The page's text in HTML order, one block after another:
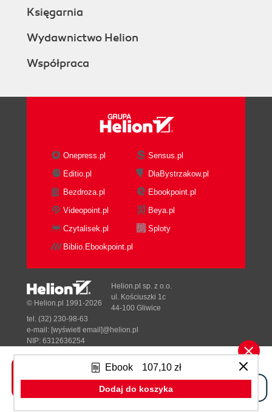
Ebook 107,10 zł
Dodaj do koszyka
Księgarnia
Wydawnictwo Helion
Współpraca
Onepress.pl
Sensus.pl
Editio.pl
DlaBystrzakow.pl
Bezdroza.pl
Ebookpoint.pl
Videopoint.pl
Beya.pl
Czytalisek.pl
Sploty
Biblio.Ebookpoint.pl
Tonik.pl
© Helion.pl 1991-2026
Helion.pl sp. z o.o.
ul. Kościuszki 1c
44-100 Gliwice
tel. (32) 230-98-63
e-mail: [wyświetl email]@helion.pl
NIP: 6312636254